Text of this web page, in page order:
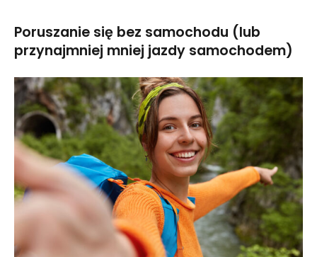
Poruszanie się bez samochodu (lub
przynajmniej mniej jazdy samochodem)